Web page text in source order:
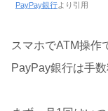
PayPay銀行より引用
スマホでATM操作
PayPay銀行は手